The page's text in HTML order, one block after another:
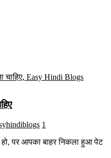
1
पर आपका बाहर निकला हुआ पेट